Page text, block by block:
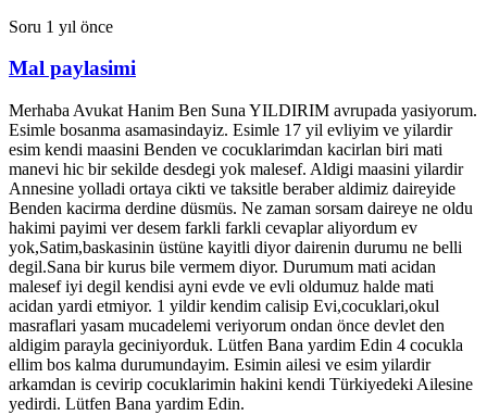
Soru 1 yıl önce
Mal paylasimi
Merhaba Avukat Hanim Ben Suna YILDIRIM avrupada yasiyorum.
Esimle bosanma asamasindayiz. Esimle 17 yil evliyim ve yilardir
esim kendi maasini Benden ve cocuklarimdan kacirlan biri mati
manevi hic bir sekilde desdegi yok malesef. Aldigi maasini yilardir
Annesine yolladi ortaya cikti ve taksitle beraber aldimiz daireyide
Benden kacirma derdine düsmüs. Ne zaman sorsam daireye ne oldu
hakimi payimi ver desem farkli farkli cevaplar aliyordum ev
yok,Satim,baskasinin üstüne kayitli diyor dairenin durumu ne belli
degil.Sana bir kurus bile vermem diyor. Durumum mati acidan
malesef iyi degil kendisi ayni evde ve evli oldumuz halde mati
acidan yardi etmiyor. 1 yildir kendim calisip Evi,cocuklari,okul
masraflari yasam mucadelemi veriyorum ondan önce devlet den
aldigim parayla geciniyorduk. Lütfen Bana yardim Edin 4 cocukla
ellim bos kalma durumundayim. Esimin ailesi ve esim yilardir
arkamdan is cevirip cocuklarimin hakini kendi Türkiyedeki Ailesine
yedirdi. Lütfen Bana yardim Edin.